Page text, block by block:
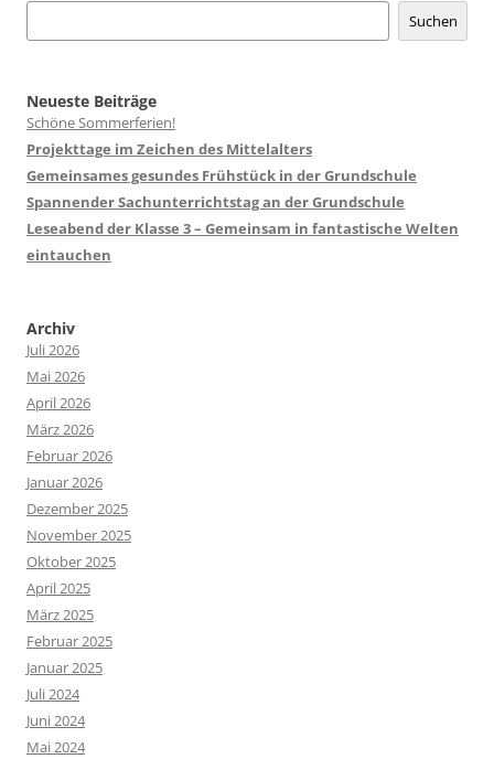
Suchen
Neueste Beiträge
Schöne Sommerferien!
Projekttage im Zeichen des Mittelalters
Gemeinsames gesundes Frühstück in der Grundschule
Spannender Sachunterrichtstag an der Grundschule
Leseabend der Klasse 3 – Gemeinsam in fantastische Welten
eintauchen
Archiv
Juli 2026
Mai 2026
April 2026
März 2026
Februar 2026
Januar 2026
Dezember 2025
November 2025
Oktober 2025
April 2025
März 2025
Februar 2025
Januar 2025
Juli 2024
Juni 2024
Mai 2024